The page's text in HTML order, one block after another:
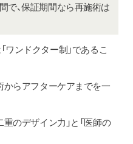
で、保証期間なら再施術は
ワンドクター制」であるこ
からアフターケアまでを一
のデザイン力」と「医師の